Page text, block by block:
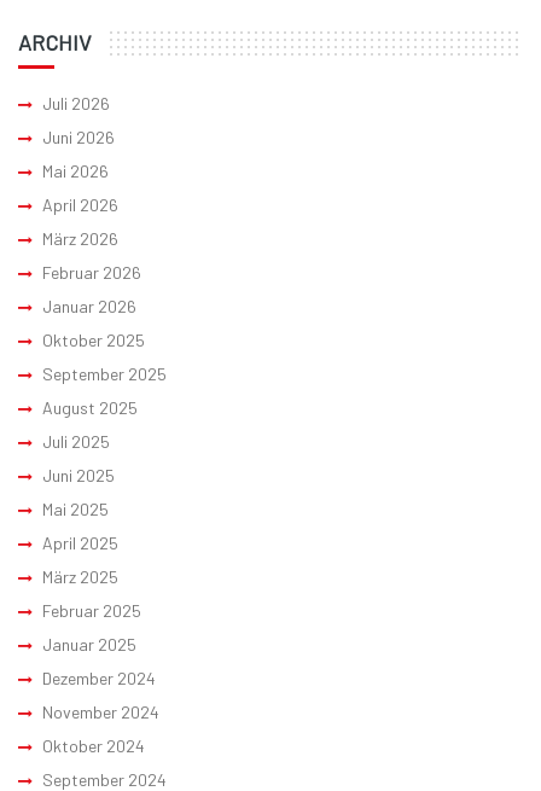
ARCHIV
Juli 2026
Juni 2026
Mai 2026
April 2026
März 2026
Februar 2026
Januar 2026
Oktober 2025
September 2025
August 2025
Juli 2025
Juni 2025
Mai 2025
April 2025
März 2025
Februar 2025
Januar 2025
Dezember 2024
November 2024
Oktober 2024
September 2024